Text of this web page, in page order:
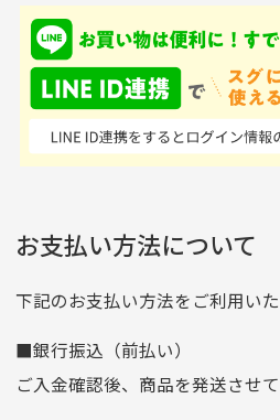
て、ここまでゴルフブラ
ンドの取り扱いがあるの
はすごい。 毎日たくさ
んの商品がアップされて
いるので新作チェックす
入金確認後商品発送となり
※土曜、日曜、祝日は入金確認
せん。
尚、お振込み手数料はお客様ご
商品発送となります。
ご注文頂いてから7日以内
りますのでご了承くださいませ。
支店名
和歌山支店
口座種別
普通
口座番号
0255557
申し込まれた商品と届いた商
商品説明に記載されていない
の場合
お支払い方法について
下記のお支払い方法をご利用いた
■銀行振込（前払い）
ご入金確認後、商品を発送させて